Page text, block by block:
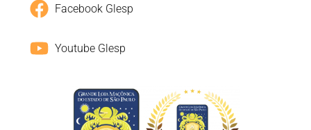
Facebook Glesp
Youtube Glesp